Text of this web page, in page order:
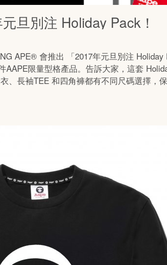
旦別注 Holiday Pack！
APE® 會推出 「2017年元旦別注 Holiday
AAPE限量型格產品。告訴大家，這套
、長袖TEE 和四角褲都有不同尺碼選擇，